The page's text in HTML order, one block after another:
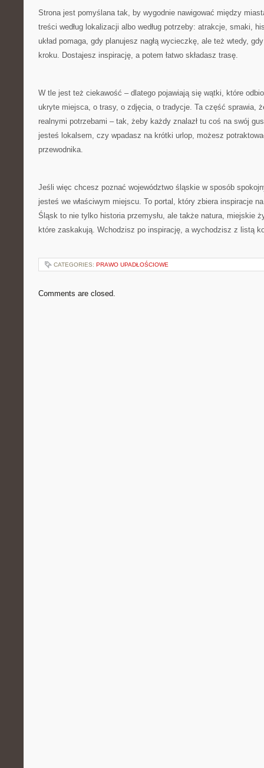
Strona jest pomyślana tak, by wygodnie nawigować między
treści według lokalizacji albo według potrzeby: atrakcje, smaki,
układ pomaga, gdy planujesz nagłą wycieczkę, ale też wtedy,
kroku. Dostajesz inspirację, a potem łatwo składasz trasę.
W tle jest też ciekawość – dlatego pojawiają się wątki, które
ukryte miejsca, o trasy, o zdjęcia, o tradycje. Ta część sprawia,
realnymi potrzebami – tak, żeby każdy znalazł tu coś na swój
jesteś lokalsem, czy wpadasz na krótki urlop, możesz
przewodnika.
Jeśli więc chcesz poznać województwo śląskie w sposób
jesteś we właściwym miejscu. To portal, który zbiera inspiracje
Śląsk to nie tylko historia przemysłu, ale także natura, miejskie
które zaskakują. Wchodzisz po inspirację, a wychodzisz z listą
CATEGORIES: PRAWO UPADŁOŚCIOWE
Comments are closed.